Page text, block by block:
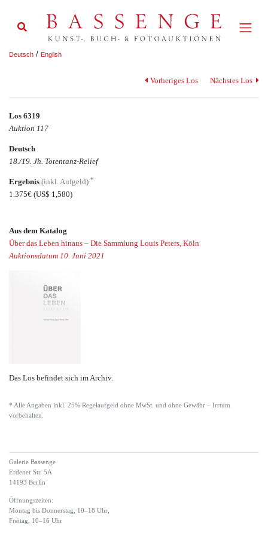
Deutsch / English
Vorheriges Los Nächstes Los
Los 6319
Auktion 117
Deutsch
18./19. Jh. Totentanz-Relief
Ergebnis (inkl. Aufgeld) *
1.375€ (US$ 1,580)
Aus dem Katalog
Über das Leben hinaus – Die Sammlung Louis Peters, Köln
Auktionsdatum 10. Juni 2021
Das Los befindet sich im Archiv.
* Alle Angaben inkl. 25% Regelaufgeld ohne MwSt. und ohne Gewähr – Irrtum
vorbehalten.
Galerie Bassenge
Erdener Str. 5A
14193 Berlin
Öffnungszeiten:
Montag bis Donnerstag, 10–18 Uhr,
Freitag, 10–16 Uhr